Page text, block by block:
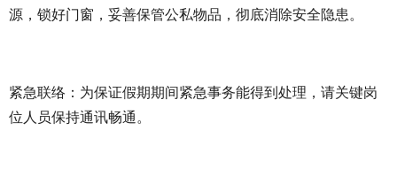
源，锁好门窗，妥善保管公私物品，彻底消除安全隐患。
紧急联络：为保证假期期间紧急事务能得到处理，请关键岗
位人员保持通讯畅通。